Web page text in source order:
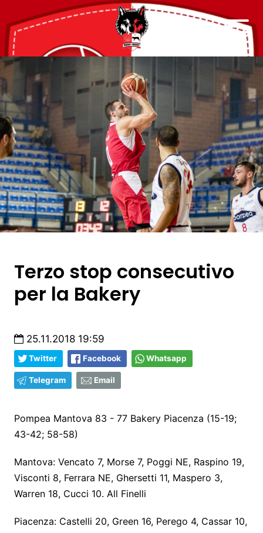
Terzo stop consecutivo
per la Bakery
25.11.2018 19:59
Twitter Facebook Whatsapp
Telegram Email
Pompea Mantova 83 - 77 Bakery Piacenza (15-19;
43-42; 58-58)
Mantova: Vencato 7, Morse 7, Poggi NE, Raspino 19,
Visconti 8, Ferrara NE, Ghersetti 11, Maspero 3,
Warren 18, Cucci 10. All Finelli
Piacenza: Castelli 20, Green 16, Perego 4, Cassar 10,